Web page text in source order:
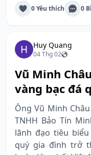
0 Yêu thích 0
Huy Quang
04 Thg 02
Vũ Minh
vàng bạc đá
Ông Vũ Minh
TNHH Bảo Tín
lãnh đạo tiêu
quý gia đình trở